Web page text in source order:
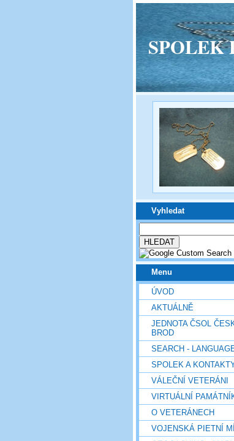
SPOLEK
Vyhledat
Menu
ÚVOD
AKTUÁLNĚ
JEDNOTA ČSOL
BROD
SEARCH -
SPOLEK A
VÁLEČNÍ VETERÁNI
VIRTUÁLNÍ
O VETERÁNECH
VOJENSKÁ PIETNÍ